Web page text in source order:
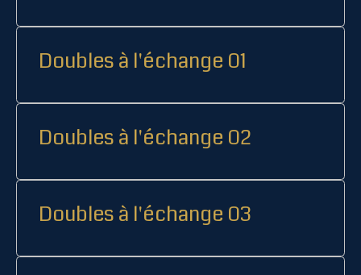
Doubles à l'échange 01
Doubles à l'échange 02
Doubles à l'échange 03